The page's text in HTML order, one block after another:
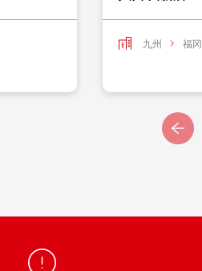
九州 福冈